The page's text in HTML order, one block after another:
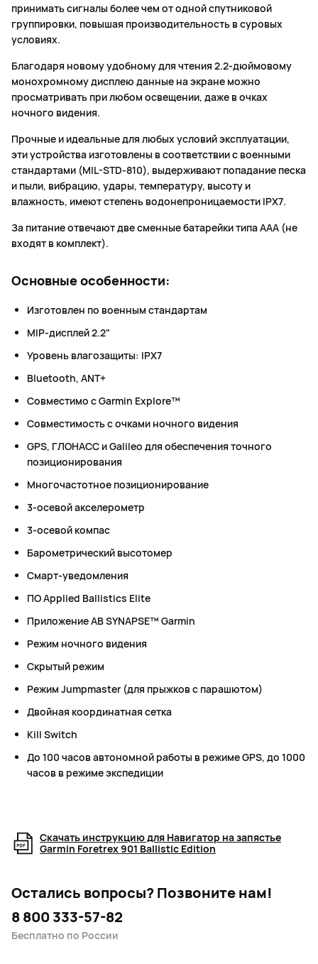
принимать сигналы более чем от одной спутниковой
группировки, повышая производительность в суровых
условиях.
Благодаря новому удобному для чтения 2.2-дюймовому
монохромному дисплею данные на экране можно
просматривать при любом освещении, даже в очках
ночного видения.
Прочные и идеальные для любых условий эксплуатации,
эти устройства изготовлены в соответствии с военными
стандартами (MIL-STD-810), выдерживают попадание песка
и пыли, вибрацию, удары, температуру, высоту и
влажность, имеют степень водонепроницаемости IPX7.
За питание отвечают две сменные батарейки типа ААА (не
входят в комплект).
Основные особенности:
Изготовлен по военным стандартам
MIP-дисплей 2.2"
Уровень влагозащиты: IPX7
Bluetooth, ANT+
Совместимо с Garmin Explore™
Совместимость с очками ночного видения
GPS, ГЛОНАСС и Galileo для обеспечения точного
позиционирования
Многочастотное позиционирование
3-осевой акселерометр
3-осевой компас
Барометрический высотомер
Смарт-уведомления
ПО Applied Ballistics Elite
Приложение AB SYNAPSE™ Garmin
Режим ночного видения
Скрытый режим
Режим Jumpmaster (для прыжков с парашютом)
Двойная координатная сетка
Kill Switch
До 100 часов автономной работы в режиме GPS, до 1000
часов в режиме экспедиции
Скачать инструкцию для Навигатор на запястье
Garmin Foretrex 901 Ballistic Edition
Остались вопросы?Позвоните нам!
8 800 333-57-82
Бесплатно по России